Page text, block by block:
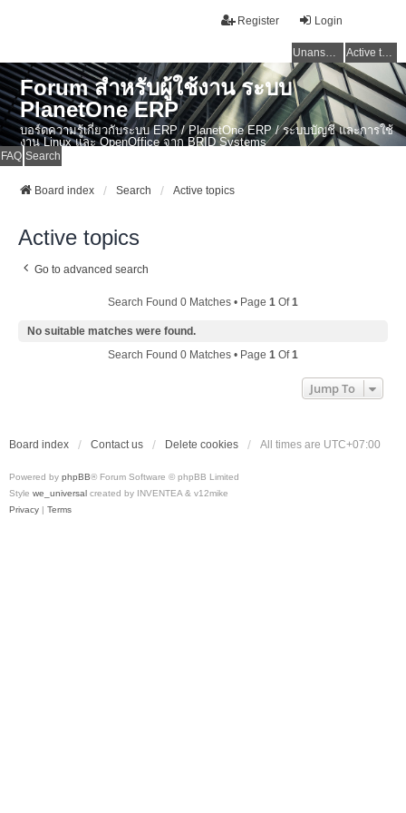
Login
Register
Unanswered topics Active topics
Forum สำหรับผู้ใช้งาน ระบบ
PlanetOne ERP
บอร์ดความรู้เกี่ยวกับระบบ ERP / PlanetOne ERP / ระบบบัญชี และการใช้
งาน Linux และ OpenOffice จาก BRID Systems
FAQ Search
Board index Search Active topics
Active topics
Go to advanced search
Search Found 0 Matches • Page 1 Of1
No suitable matches were found.
Search Found 0 Matches • Page 1 Of1
Jump To
Board index Contact us Delete cookies All times are UTC+07:00
Powered by phpBB® Forum Software © phpBB Limited
Style we_universal created by INVENTEA & v12mike
Privacy | Terms